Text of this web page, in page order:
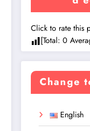
Click to rate this
[Total: 0
Change
English